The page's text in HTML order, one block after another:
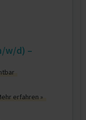
w/d) –
erfahren »